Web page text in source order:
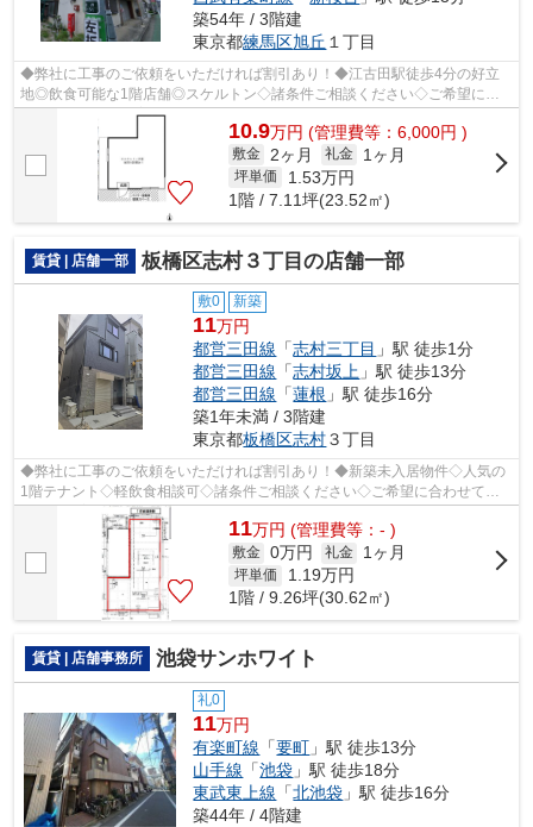
築54年 / 3階建
東京都練馬区旭丘 １丁目
◆弊社に工事のご依頼をいただければ割引あり！◆江古田駅徒歩4分の好立
地◎飲食可能な1階店舗◎スケルトン◇諸条件ご相談ください◇ご希望に合
わせて物件のご提案が可能です◇お気軽にお問い...
10.9万円 (管理費等：6,000円 )
敷金 2ヶ月 礼金 1ヶ月
坪単価 1.53万円
1階 / 7.11坪(23.52㎡)
賃貸 | 店舗一部 板橋区志村３丁目の店舗一部
敷0 新築
11万円
都営三田線 「志村三丁目 」駅 徒歩1分
都営三田線 「志村坂上 」駅 徒歩13分
都営三田線 「蓮根 」駅 徒歩16分
築1年未満 / 3階建
東京都板橋区志村３丁目
◆弊社に工事のご依頼をいただければ割引あり！◆新築未入居物件◇人気の
1階テナント◇軽飲食相談可◇諸条件ご相談ください◇ご希望に合わせて物
件のご提案が可能です◇お気軽にお問い合わせ...
11万円 (管理費等：- )
敷金 0万円 礼金 1ヶ月
坪単価 1.19万円
1階 / 9.26坪(30.62㎡)
賃貸 | 店舗事務所 池袋サンホワイト
礼0
11万円
有楽町線 「要町 」駅 徒歩13分
山手線 「池袋 」駅 徒歩18分
東武東上線 「北池袋 」駅 徒歩16分
築44年 / 4階建